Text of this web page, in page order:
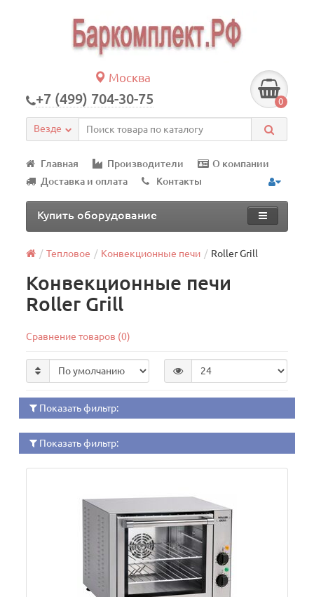
Москва
+7 (499) 704-30-75 0
Везде
Главная Производители
О компании
Доставка и оплата
Контакты
Купить оборудование
Тепловое Конвекционные печи Roller Grill
Конвекционные печи
Roller Grill
Сравнение товаров (0)
Показать фильтр:
Показать фильтр: